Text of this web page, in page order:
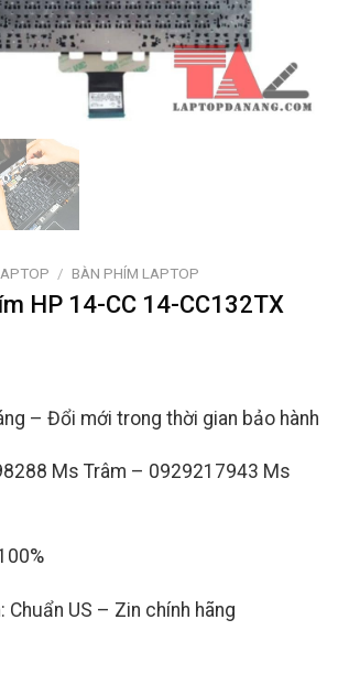
/ BÀN PHÍM LAPTOP
HP 14-CC 14-CC132TX
– Đổi mới trong thời gian bảo hành
Ms Trâm – 0929217943 Ms
: Chuẩn US – Zin chính hãng